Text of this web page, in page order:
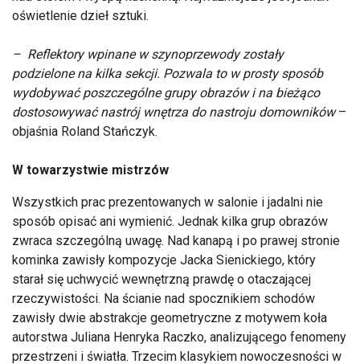
oświetlenie dzieł sztuki.
– Reflektory wpinane w szynoprzewody zostały
podzielone na kilka sekcji. Pozwala to w prosty sposób
wydobywać poszczególne grupy obrazów i na bieżąco
dostosowywać nastrój wnętrza do nastroju domowników–
objaśnia Roland Stańczyk.
W towarzystwie mistrzów
Wszystkich prac prezentowanych w salonie i jadalni nie
sposób opisać ani wymienić. Jednak kilka grup obrazów
zwraca szczególną uwagę. Nad kanapą i po prawej stronie
kominka zawisły kompozycje Jacka Sienickiego, który
starał się uchwycić wewnętrzną prawdę o otaczającej
rzeczywistości. Na ścianie nad spocznikiem schodów
zawisły dwie abstrakcje geometryczne z motywem koła
autorstwa Juliana Henryka Raczko, analizującego fenomeny
przestrzeni i światła. Trzecim klasykiem nowoczesności w